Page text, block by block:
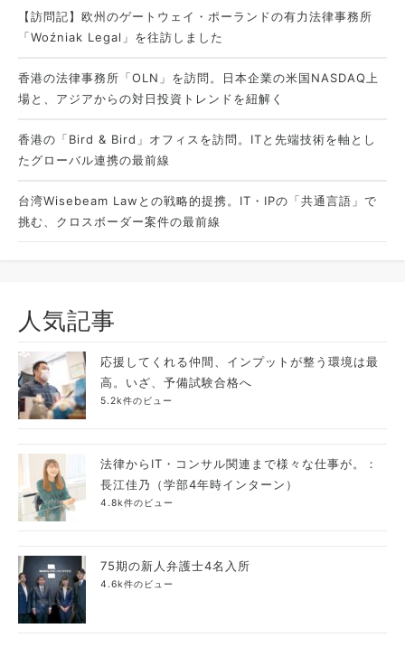
【訪問記】欧州のゲートウェイ・ポーランドの有力法律事務所
「Woźniak Legal」を往訪しました
香港の法律事務所「OLN」を訪問。日本企業の米国NASDAQ上
場と、アジアからの対日投資トレンドを紐解く
香港の「Bird & Bird」オフィスを訪問。ITと先端技術を軸とし
たグローバル連携の最前線
台湾Wisebeam Lawとの戦略的提携。IT・IPの「共通言語」で
挑む、クロスボーダー案件の最前線
人気記事
応援してくれる仲間、インプットが整う環境は最
高。いざ、予備試験合格へ
5.2k件のビュー
法律からIT・コンサル関連まで様々な仕事が。：
長江佳乃（学部4年時インターン）
4.8k件のビュー
75期の新人弁護士4名入所
4.6k件のビュー